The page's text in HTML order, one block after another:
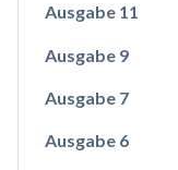
Ausgabe 11
Ausgabe 9
Ausgabe 7
Ausgabe 6